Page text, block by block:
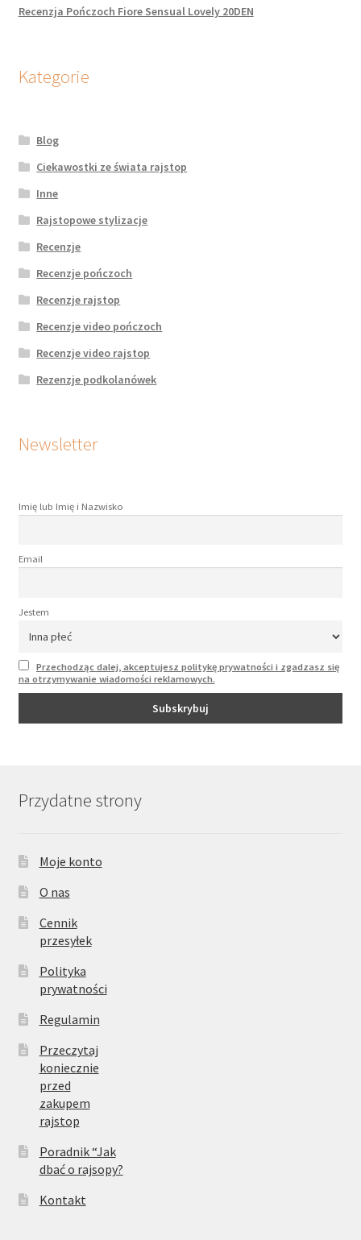
Recenzja Pończoch Fiore Sensual Lovely 20DEN
Kategorie
Blog
Ciekawostki ze świata rajstop
Inne
Rajstopowe stylizacje
Recenzje
Recenzje pończoch
Recenzje rajstop
Recenzje video pończoch
Recenzje video rajstop
Rezenzje podkolanówek
Newsletter
Imię lub Imię i Nazwisko
Email
Jestem
Przechodząc dalej, akceptujesz politykę prywatności i zgadzasz się
na otrzymywanie wiadomości reklamowych.
Przydatne strony
Moje konto
O nas
Cennik
przesyłek
Polityka
prywatności
Regulamin
Przeczytaj
koniecznie
przed
zakupem
rajstop
Poradnik “Jak
dbać o rajsopy?
Kontakt